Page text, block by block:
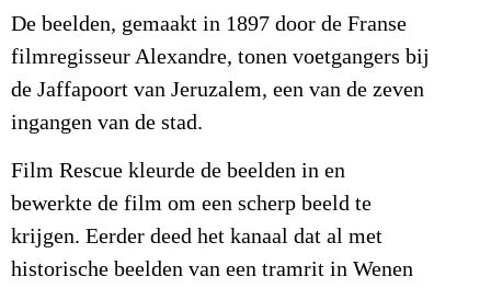
De beelden, gemaakt in 1897 door de Franse
filmregisseur Alexandre, tonen voetgangers bij
de Jaffapoort van Jeruzalem, een van de zeven
ingangen van de stad.
Film Rescue kleurde de beelden in en
bewerkte de film om een scherp beeld te
krijgen. Eerder deed het kanaal dat al met
historische beelden van een tramrit in Wenen